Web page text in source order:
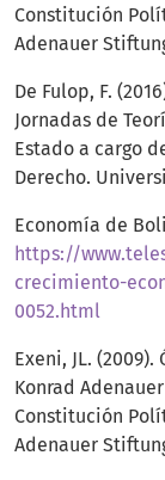
Constitución
Adenauer
De Fulop, F.
Jornadas de
Estado a cargo
Derecho.
Economía de
https://
crecimiento-
0052.html
Exeni, JL.
Konrad
Constitución
Adenauer